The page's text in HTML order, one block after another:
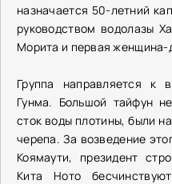
назначается 50-летний
руководством водолазы
Морита и первая женщина-
Группа направляется к
Гунма. Большой тайфун
сток воды плотины, были
черепа. За возведение
Коямаути, президент
Кита Ното